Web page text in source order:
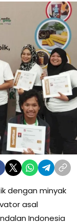
dengan minyak
asal
Indonesia